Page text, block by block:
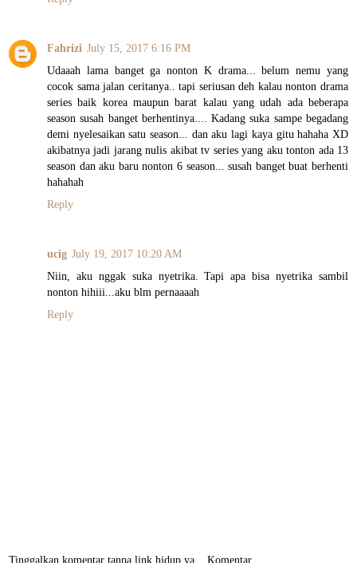
Fahrizi July 15, 2017 6:16 PM
Udaaah lama banget ga nonton K drama... belum nemu yang
cocok sama jalan ceritanya.. tapi seriusan deh kalau nonton drama
series baik korea maupun barat kalau yang udah ada beberapa
season susah banget berhentinya.... Kadang suka sampe begadang
demi nyelesaikan satu season... dan aku lagi kaya gitu hahaha XD
akibatnya jadi jarang nulis akibat tv series yang aku tonton ada 13
season dan aku baru nonton 6 season... susah banget buat berhenti
hahahah
Reply
ucig July 19, 2017 10:20 AM
Niin, aku nggak suka nyetrika. Tapi apa bisa nyetrika sambil
nonton hihiii...aku blm pernaaaah
Reply
Tinggalkan komentar tanpa link hidup ya... Komentar